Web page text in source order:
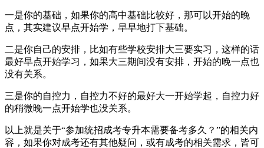
一是你的基础，如果你的高中基础比较好，那可以开始的晚
点，其实建议早点开始学，早早地打下基础。
二是你自己的安排，比如有些学校安排大三要实习，这样的话
最好早点开始学习，如果大三期间没有安排，开始的晚一点也
没有关系。
三是你的自控力，自控力不好的最好大一开始学起，自控力好
的稍微晚一点开始学也没关系。
以上就是关于“参加统招成考专升本需要备考多久？”的相关内
容，如果你对成考还有其他疑问，或有成考的相关需求，皆可